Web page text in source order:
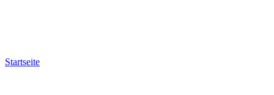
Startseite